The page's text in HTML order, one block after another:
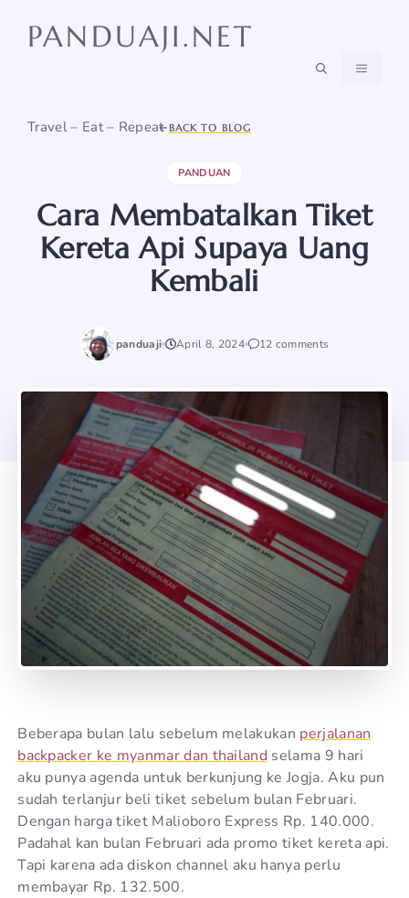
PANDUAJI.NET
Travel – Eat – Repeat
MENU
BACK TO BLOG
PANDUAN
Cara Membatalkan Tiket
Kereta Api Supaya Uang
Kembali
panduaji April 8, 2024 12 comments
Beberapa bulan lalu sebelum melakukan perjalanan
backpacker ke myanmar dan thailand selama 9 hari
aku punya agenda untuk berkunjung ke Jogja. Aku pun
sudah terlanjur beli tiket sebelum bulan Februari.
Dengan harga tiket Malioboro Express Rp. 140.000.
Padahal kan bulan Februari ada promo tiket kereta api.
Tapi karena ada diskon channel aku hanya perlu
membayar Rp. 132.500.